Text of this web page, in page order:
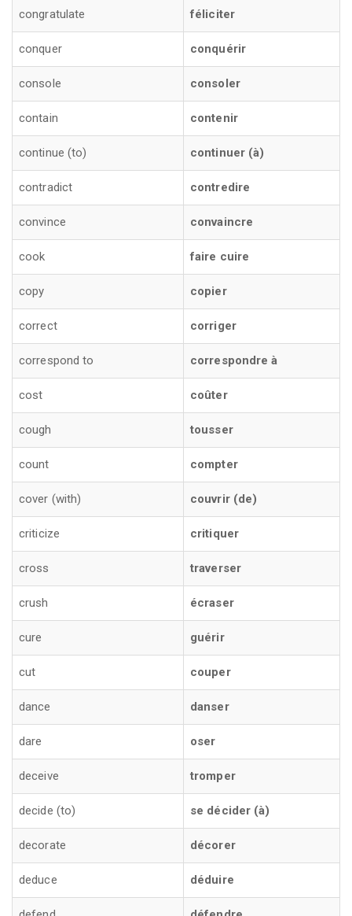
congratulate féliciter
conquer conquérir
console consoler
contain contenir
continue (to) continuer (à)
contradict contredire
convince convaincre
cook faire cuire
copy copier
correct corriger
correspond to correspondre à
cost coûter
cough tousser
count compter
cover (with) couvrir (de)
criticize critiquer
cross traverser
crush écraser
cure guérir
cut couper
dance danser
dare oser
deceive tromper
decide (to) se décider (à)
decorate décorer
deduce déduire